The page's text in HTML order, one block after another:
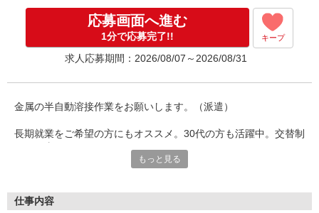
応募画面へ進む
1分で応募完了!! キープ
求人応募期間：2026/08/07～2026/08/31
金属の半自動溶接作業をお願いします。（派遣）
長期就業をご希望の方にもオススメ。30代の方も活躍中。交替制
残業が少なめなので、無理なくお仕事をしていただけます。奮っ
ざいます。詳細はオペレーターまでお問合せください。
もっと見る
仕事内容